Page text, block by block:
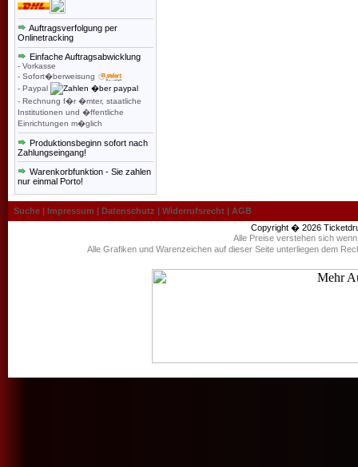
Auftragsverfolgung per
Onlinetracking
Einfache Auftragsabwicklung
- Vorkasse
- Sofort�berweisung
- Paypal
- Rechnung f�r �mter, staatliche
Institutionen und �ffentliche
Einrichtungen m�glich
Produktionsbeginn sofort nach
Zahlungseingang!
Warenkorbfunktion - Sie zahlen
nur einmal Porto!
Suche | Impressum | Datenschutz | Widerrufsrecht | AGB
Copyright � 2026
Alle Preise verstehen sich
Alle Grafiken und Warenzeichen auf dieser Seite unterliegen dem